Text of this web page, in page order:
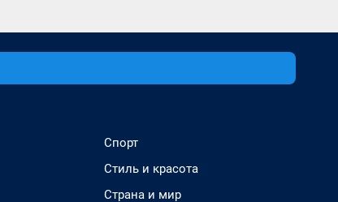
Спорт
Стиль и красота
Страна и мир